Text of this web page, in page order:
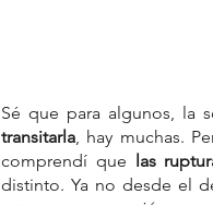
Sé que para algunos, la
transitarla, hay muchas.
comprendí que las
distinto. Ya no desde el